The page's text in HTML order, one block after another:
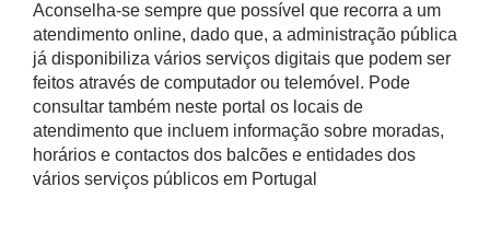
Aconselha-se sempre que possível que recorra a um
atendimento online, dado que, a administração pública
já disponibiliza vários serviços digitais que podem ser
feitos através de computador ou telemóvel. Pode
consultar também neste portal os locais de
atendimento que incluem informação sobre moradas,
horários e contactos dos balcões e entidades dos
vários serviços públicos em Portugal